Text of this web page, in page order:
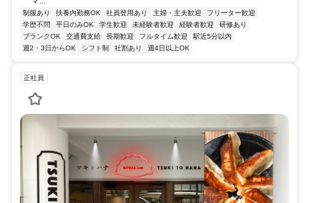
制服あり 扶養内勤務OK 社員登用あり 主婦・主夫歓迎
フリーター歓迎
学歴不問
平日のみOK 学生歓迎 未経験者歓迎 経験者歓迎
研修あり
ブランクOK
交通費支給 長期歓迎 フルタイム歓迎
駅近5分以内
週2・3日からOK
シフト制 社割あり 週4日以上OK
正社員